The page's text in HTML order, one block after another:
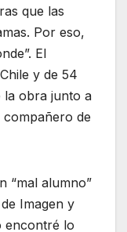
que las
Por eso,
El
y de 54
la obra junto a
compañero de
“mal alumno”
Imagen y
encontré lo